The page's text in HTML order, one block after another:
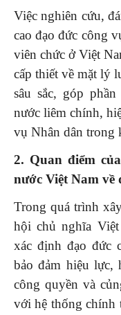
Việc nghiên cứu,
cao đạo đức công
viên chức ở Việt
cấp thiết về mặt lý
sâu sắc, góp
nước liêm chính,
vụ Nhân dân trong
2. Quan điểm
nước Việt Nam về
Trong quá trình
hội chủ nghĩa
xác định đạo đức
bảo đảm hiệu lực,
công quyền và
với hệ thống chính